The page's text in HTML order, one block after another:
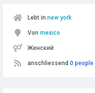
Lebt in new york
Von mexico
Женский
anschliessend 0 people